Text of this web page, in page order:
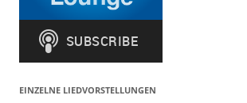
EINZELNE LIEDVORSTELLUNGEN